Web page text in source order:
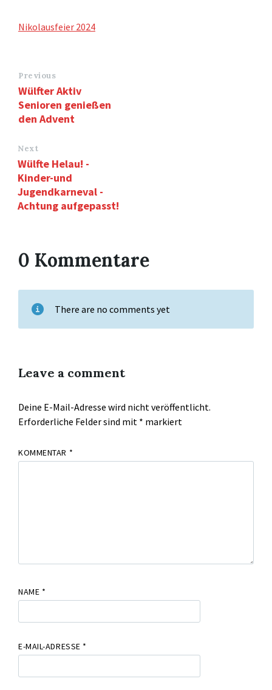
Nikolausfeier 2024
Previous
Wülfter Aktiv
Senioren genießen
den Advent
Next
Wülfte Helau! -
Kinder-und
Jugendkarneval -
Achtung aufgepasst!
0 Kommentare
There are no comments yet
Leave a comment
Deine E-Mail-Adresse wird nicht veröffentlicht.
Erforderliche Felder sind mit * markiert
KOMMENTAR *
NAME *
E-MAIL-ADRESSE *